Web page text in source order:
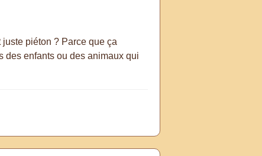
piéton ? Parce que ça
des enfants ou des animaux qui